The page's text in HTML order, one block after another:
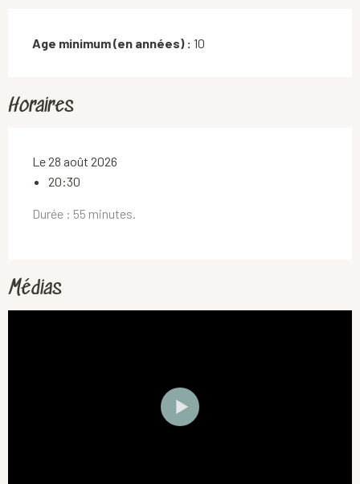
Age minimum (en années) : 10
Horaires
Le 28 août 2026
20:30
Durée : 55 minutes.
Médias